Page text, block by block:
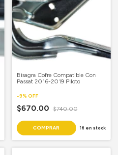
Bisagra Cofre Compatible Con
Passat 2016-2019 Piloto
-9% OFF
$670.00 $740.00
16 en stock